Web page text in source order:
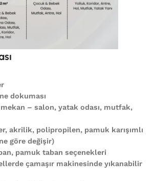
dokuması
mekan – salon, yatak odası, mutfak,
akrilik, polipropilen, pamuk karışımlı
göre değişir)
pamuk taban seçenekleri
çamaşır makinesinde yıkanabilir